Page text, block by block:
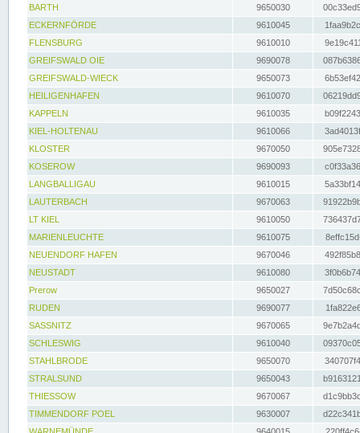
BARTH
9650030
ECKERNFÖRDE
9610045
FLENSBURG
9610010
GREIFSWALD OIE
9690078
GREIFSWALD-WIECK
9650073
HEILIGENHAFEN
9610070
KAPPELN
9610035
KIEL-HOLTENAU
9610066
KLOSTER
9670050
KOSEROW
9690093
LANGBALLIGAU
9610015
LAUTERBACH
9670063
LT KIEL
9610050
MARIENLEUCHTE
9610075
NEUENDORF HAFEN
9670046
NEUSTADT
9610080
Prerow
9650027
RUDEN
9690077
SASSNITZ
9670065
SCHLESWIG
9610040
STAHLBRODE
9650070
STRALSUND
9650043
THIESSOW
9670067
TIMMENDORF POEL
9630007